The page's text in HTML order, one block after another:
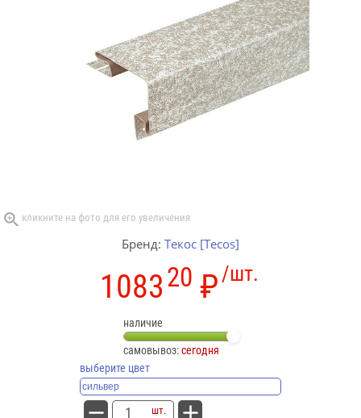
Бренд: Текос [Tecos]
/шт.
108320 ₽
наличие
самовывоз:сегодня
выберите цвет
шт.